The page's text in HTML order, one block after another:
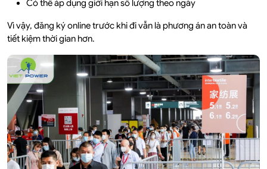
Có thể áp dụng giới hạn số lượng theo ngày
Vì vậy, đăng ký online trước khi đi vẫn là phương án an toàn và
tiết kiệm thời gian hơn.